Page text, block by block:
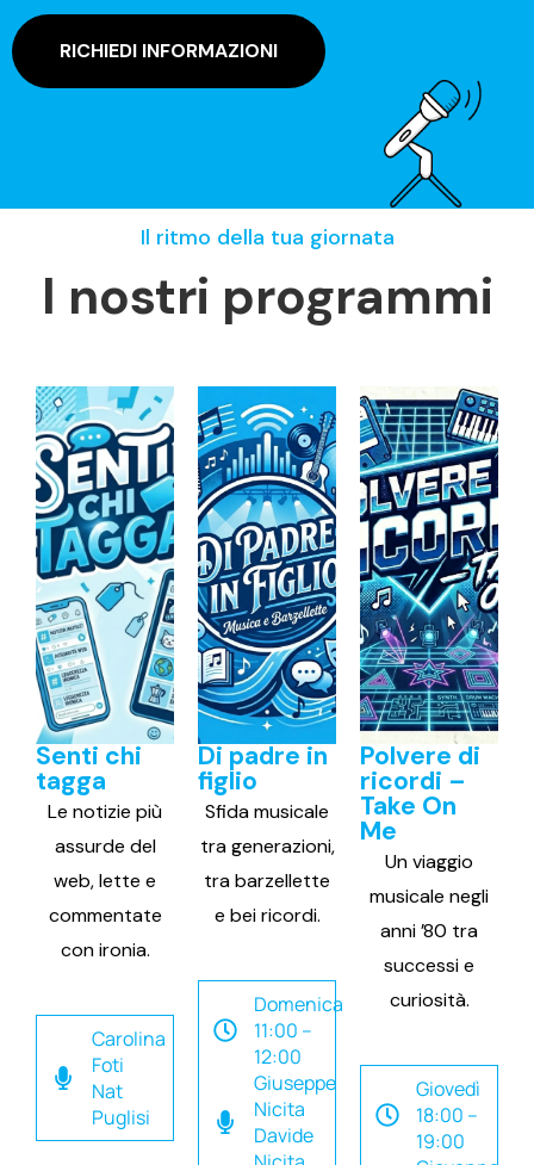
RICHIEDI INFORMAZIONI
Il ritmo della tua giornata
I nostri programmi
Senti chi
tagga
Le notizie più
assurde del
web, lette e
commentate
con ironia.
Carolina
Foti
Nat
Puglisi
Di padre in
figlio
Sfida musicale
tra generazioni,
tra barzellette
e bei ricordi.
Domenica
11:00 –
12:00
Giuseppe
Nicita
Davide
Polvere di
ricordi –
Take On
Me
Un viaggio
musicale negli
anni ’80 tra
successi e
curiosità.
Giovedì
18:00 –
19:00